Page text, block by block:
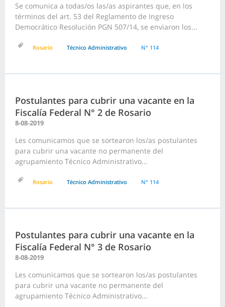
Se comunica a todas/os las/as aspirantes que, en los
términos del art. 53 del Reglamento de Ingreso
Democrático Resolución PGN 507/14, se enviaron los...
Rosario Técnico Administrativo N° 114
Postulantes para cubrir una vacante en la
Fiscalía Federal N° 2 de Rosario
8-08-2019
Les comunicamos que se sortearon los/as postulantes
para cubrir una vacante no permanente del
agrupamiento Técnico Administrativo...
Rosario Técnico Administrativo N° 114
Postulantes para cubrir una vacante en la
Fiscalía Federal N° 3 de Rosario
8-08-2019
Les comunicamos que se sortearon los/as postulantes
para cubrir una vacante no permanente del
agrupamiento Técnico Administrativo...